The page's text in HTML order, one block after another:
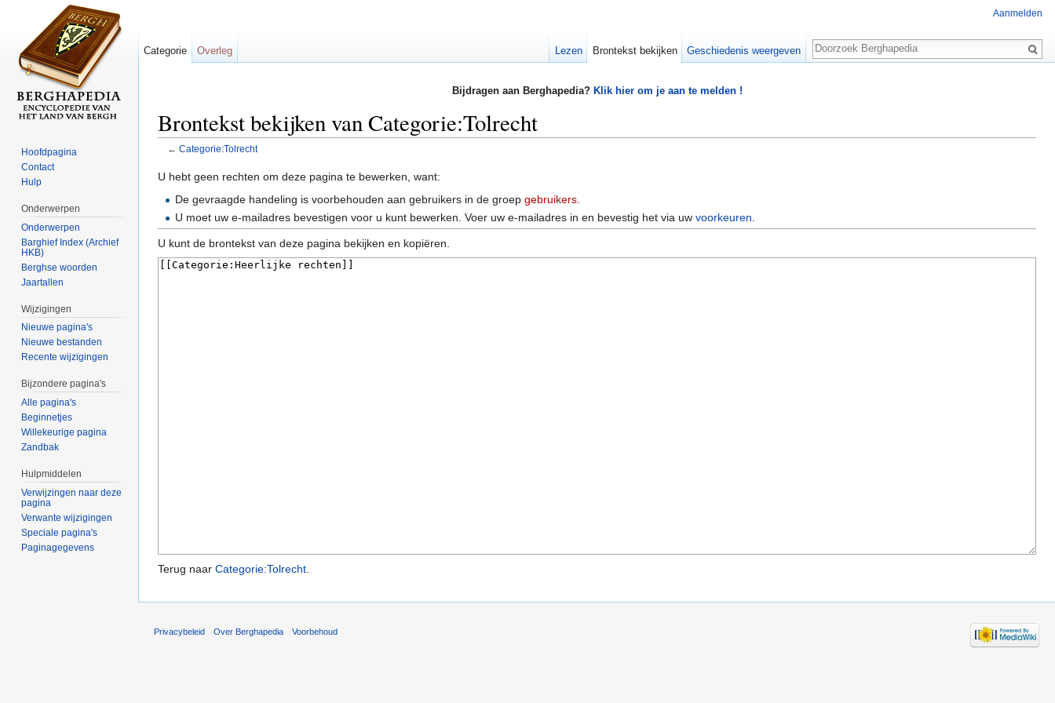
Bijdragen aan Berghapedia? Klik hier om je aan te melden !
Brontekst bekijken van Categorie:Tolrecht
← Categorie:Tolrecht
U hebt geen rechten om deze pagina te bewerken, want:
De gevraagde handeling is voorbehouden aan gebruikers in de groepgebruikers
U moet uw e-mailadres bevestigen voor u kunt bewerken. Voer uw e-mailadres in en bevestig het via uwvoorkeuren
U kunt de brontekst van deze pagina bekijken en kopiëren.
Terug naar Categorie:Tolrecht.
Aanmelden
Categorie Overleg Lezen Brontekst bekijken Geschiedenis weergeven
Zoeken
Hoofdpagina
Contact
Hulp
Onderwerpen
Onderwerpen
Barghief Index (Archief
HKB)
Berghse woorden
Jaartallen
Wijzigingen
Nieuwe pagina's
Nieuwe bestanden
Recente wijzigingen
Bijzondere pagina's
Alle pagina's
Beginnetjes
Willekeurige pagina
Zandbak
Hulpmiddelen
Verwijzingen naar deze
pagina
Verwante wijzigingen
Speciale pagina's
Paginagegevens
Privacybeleid Over Berghapedia Voorbehoud